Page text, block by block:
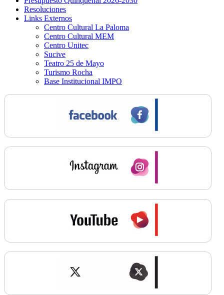
Resoluciones
Links Externos
Centro Cultural La Paloma
Centro Cultural MEM
Centro Unitec
Sucive
Teatro 25 de Mayo
Turismo Rocha
Base Institucional IMPO